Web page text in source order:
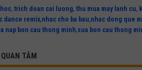
, trich doan cai luong, thu mua may lanh cu,
dance remix,nhac cho ba bau,nhac dong que
nap bon cau thong minh,sua bon cau thong
TÂM